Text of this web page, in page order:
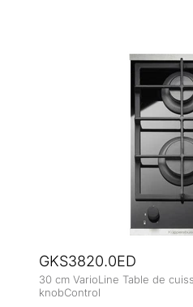
GKS3820.0ED
30 cm VarioLine Table de
knobControl